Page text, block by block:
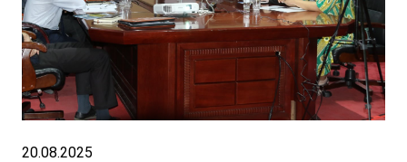
20.08.2025